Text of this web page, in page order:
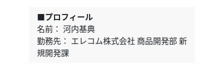
■プロフィール
名前： 河内基典
勤務先： エレコム株式会社 商品開発部 新
規開発課